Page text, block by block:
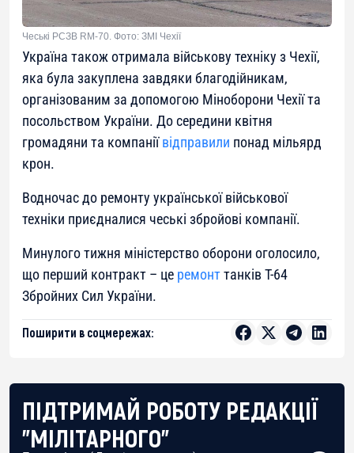
Чеські РСЗВ RM-70. Фото: ЗМІ Чехії
Україна також отримала військову техніку з Чехії,
яка була закуплена завдяки благодійникам,
організованим за допомогою Міноборони Чехії та
посольством України. До середини квітня
громадяни та компаніївідправили понад мільярд
крон.
Водночас до ремонту української військової
техніки приєдналися чеські збройові компанії.
Минулого тижня міністерство оборони оголосило,
що перший контракт – це ремонттанків Т-64
Збройних Сил України.
Поширити в соцмережах:
ПІДТРИМАЙ РОБОТУ РЕДАКЦІЇ
"МІЛІТАРНОГО"